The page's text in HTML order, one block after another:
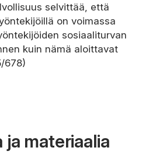
selvittää, että
on voimassa
sosiaaliturvan
kuin nämä aloittavat
678)
ja materiaalia